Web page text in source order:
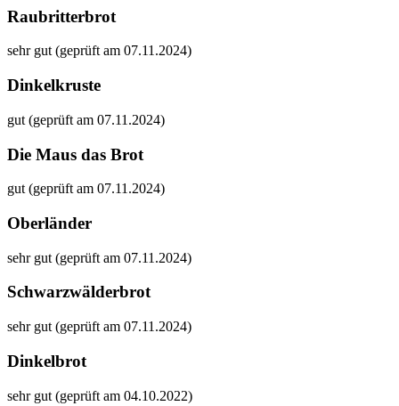
Raubritterbrot
sehr gut (geprüft am 07.11.2024)
Dinkelkruste
gut (geprüft am 07.11.2024)
Die Maus das Brot
gut (geprüft am 07.11.2024)
Oberländer
sehr gut (geprüft am 07.11.2024)
Schwarzwälderbrot
sehr gut (geprüft am 07.11.2024)
Dinkelbrot
sehr gut (geprüft am 04.10.2022)